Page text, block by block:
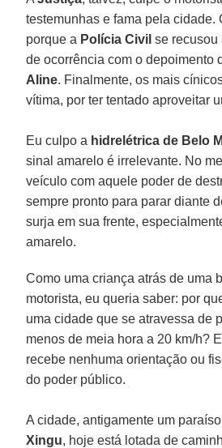
testemunhas e fama pela cidade.
porque a Polícia Civil se recusou
de ocorrência com o depoimento
Aline. Finalmente, os mais
vítima, por ter tentado aproveitar
Eu culpo a hidrelétrica de Belo
sinal amarelo é irrelevante. No
veículo com aquele poder de
sempre pronto para parar diante
surja em sua frente,
amarelo.
Como uma criança atrás de uma
motorista, eu queria saber: por
uma cidade que se atravessa de
menos de meia hora a 20 km/h?
recebe nenhuma orientação ou
do poder público.
A cidade, antigamente um
Xingu, hoje está lotada de